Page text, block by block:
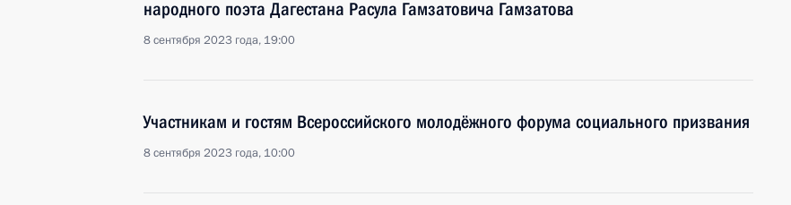
народного поэта Дагестана Расула Гамзатовича Гамзатова
8 сентября 2023 года, 19:00
Участникам и гостям Всероссийского молодёжного форума социального призвания
8 сентября 2023 года, 10:00